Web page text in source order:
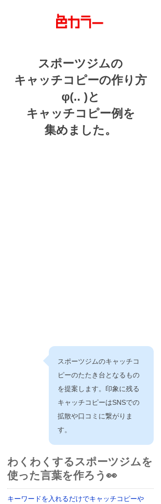
スポーツジムの
キャッチコピーの作り方
φ(.. )と
キャッチコピー例を
集めました。
スポーツジムのキャッチコ
ピーのたたき台となるもの
を提案します。印象に残る
キャッチコピーはSNSでの
拡散や口コミに繋がりま
す。
わくわくするスポーツジムを
使った言葉を作ろう👀
キーワードを入れるだけでキャッチコピーや